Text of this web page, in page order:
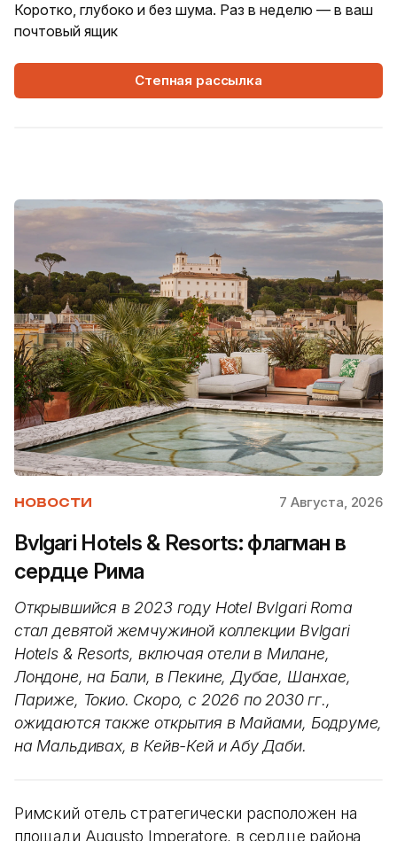
Коротко, глубоко и без шума. Раз в неделю — в ваш
почтовый ящик
Степная рассылка
НОВОСТИ 7 Августа, 2026
Bvlgari Hotels & Resorts: флагман в
сердце Рима
Открывшийся в 2023 году Hotel Bvlgari Roma
стал девятой жемчужиной коллекции Bvlgari
Hotels & Resorts, включая отели в Милане,
Лондоне, на Бали, в Пекине, Дубае, Шанхае,
Париже, Токио. Скоро, с 2026 по 2030 гг.,
ожидаются также открытия в Майами, Бодруме,
на Мальдивах, в Кейв-Кей и Абу Даби.
Римский отель стратегически расположен на
площади Augusto Imperatore, в сердце района